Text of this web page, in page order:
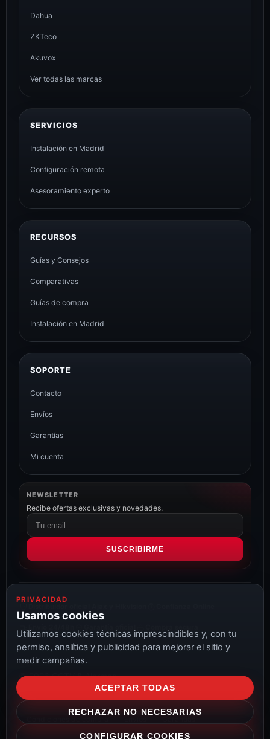
Dahua
ZKTeco
Akuvox
Ver todas las marcas
SERVICIOS
Instalación en Madrid
Configuración remota
Asesoramiento experto
RECURSOS
Guías y Consejos
Comparativas
Guías de compra
Instalación en Madrid
SOPORTE
Contacto
Envíos
Garantías
Mi cuenta
NEWSLETTER
Recibe ofertas exclusivas y novedades.
Correo
electrónico
SUSCRIBIRME
© 2026 CCTV & Alarmas
PRIVACIDAD
Usamos cookies
Utilizamos cookies técnicas imprescindibles y, con tu
permiso, analítica y publicidad para mejorar el sitio y
medir campañas.
ACEPTAR TODAS
RECHAZAR NO NECESARIAS
CONFIGURAR COOKIES